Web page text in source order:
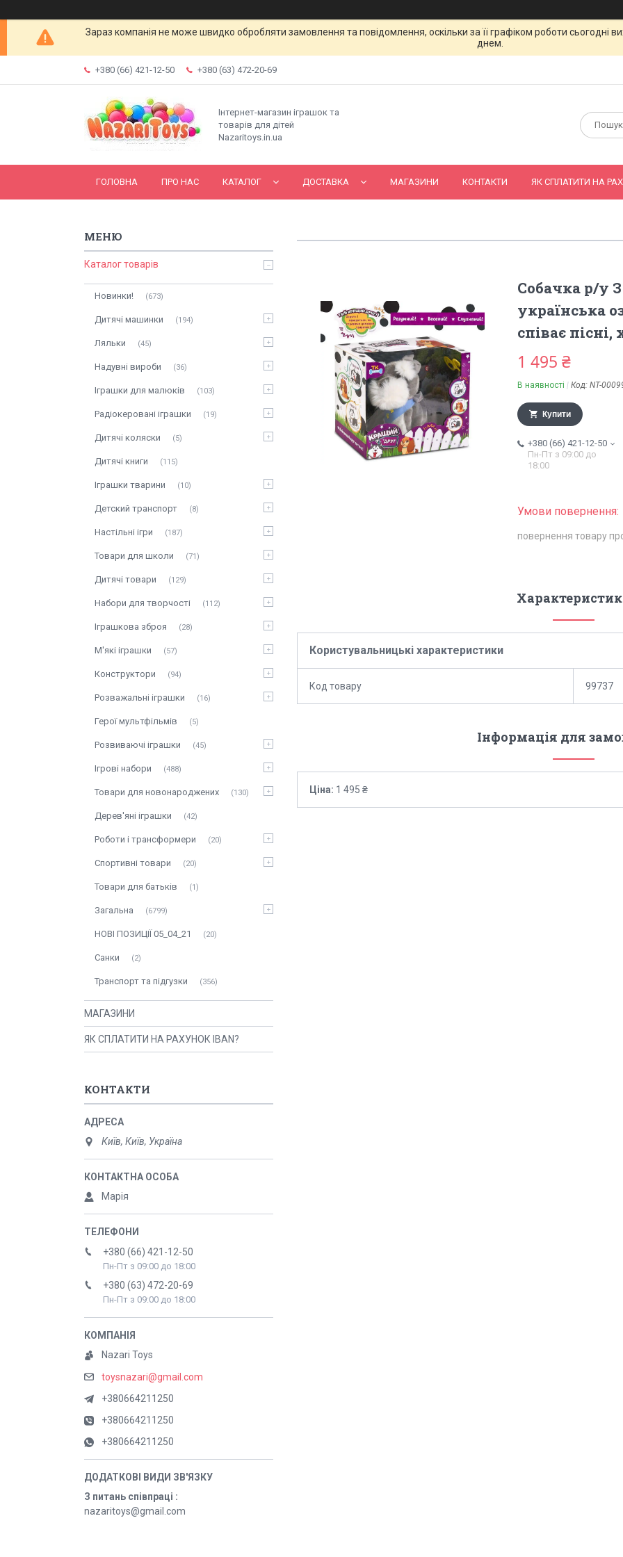
Зараз компанія не може швидко обробляти замовлення та повідомлення, оскільки за її графіком роботи
днем.
+380 (66) 421-12-50 +380 (63) 472-20-69
Інтернет-магазин іграшок та
товарів для дітей
Nazaritoys.in.ua
ГОЛОВНА ПРО НАС КАТАЛОГ ДОСТАВКА МАГАЗИНИ КОНТАКТИ ЯК СПЛАТИТИ НА
Собачка р/у З
українська
співає пісні,
1 495 ₴
В наявності Код: NT-
Купити
+380 (66) 421-12-50
Пн-Пт з 09:00 до
18:00
повернення товару
Користувальницькі характеристики
Код товару 99737
Інформація для
Ціна: 1 495 ₴
Каталог товарів
Новинки! 673
Дитячі машинки 194
Ляльки 45
Надувні вироби 36
Іграшки для малюків 103
Радіокеровані іграшки 19
Дитячі коляски 5
Дитячі книги 115
Іграшки тварини 10
Детский транспорт 8
Настільні ігри 187
Товари для школи 71
Дитячі товари 129
Набори для творчості 112
Іграшкова зброя 28
М'які іграшки 57
Конструктори 94
Розважальні іграшки 16
Герої мультфільмів 5
Розвиваючі іграшки 45
Ігрові набори 488
Товари для новонароджених 130
Дерев'яні іграшки 42
Роботи і трансформери 20
Спортивні товари 20
Товари для батьків 1
Загальна 6799
НОВІ ПОЗИЦІЇ 05_04_21 20
Санки 2
Транспорт та підгузки 356
МАГАЗИНИ
ЯК СПЛАТИТИ НА РАХУНОК IBAN?
КОНТАКТИ
Київ, Київ, Україна
Марія
+380 (66) 421-12-50
Пн-Пт з 09:00 до 18:00
+380 (63) 472-20-69
Пн-Пт з 09:00 до 18:00
Nazari Toys
toysnazari@gmail.com
+380664211250
+380664211250
+380664211250
З питань співпраці
nazaritoys@gmail.com